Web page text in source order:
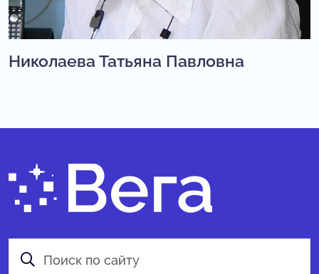
Николаева Татьяна Павловна